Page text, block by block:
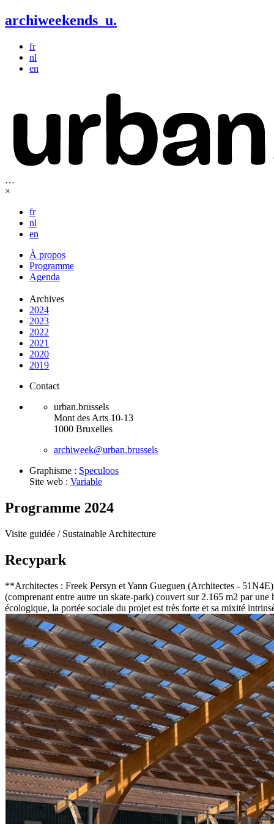
archiweekends u.
fr
nl
en
…
×
fr
nl
en
À propos
Programme
Agenda
Archives
2024
2023
2022
2021
2020
2019
Contact
urban.brussels
Mont des Arts 10-13
1000 Bruxelles
archiweek@urban.brussels
Graphisme : Speculoos
Site web : Variable
Programme 2024
Visite guidée / Sustainable Architecture
Recypark
**Architectes : Freek Persyn et Yann Gueguen (Architectes -
(comprenant entre autre un skate-park) couvert sur 2.165 m2 par
écologique, la portée sociale du projet est très forte et sa mixité